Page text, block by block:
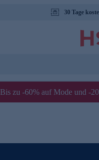
30 Tage
Bis zu -60% auf Mode und -